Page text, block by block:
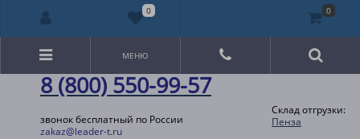
8 (800) 550-99-57
звонок бесплатный по России
zakaz@leader-t.ru
Склад отгрузки:
Пенза
МЕНЮ
0 0